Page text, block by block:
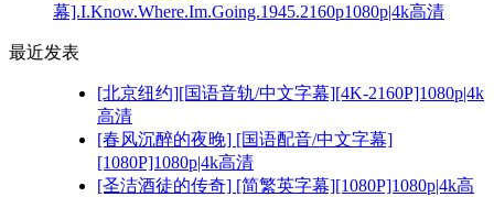
幕].I.Know.Where.Im.Going.1945.2160p1080p|4k高清
最近发表
[北京纽约][国语音轨/中文字幕][4K-2160P]1080p|4k
高清
[春风沉醉的夜晚] [国语配音/中文字幕]
[1080P]1080p|4k高清
[圣洁酒徒的传奇] [简繁英字幕][1080P]1080p|4k高